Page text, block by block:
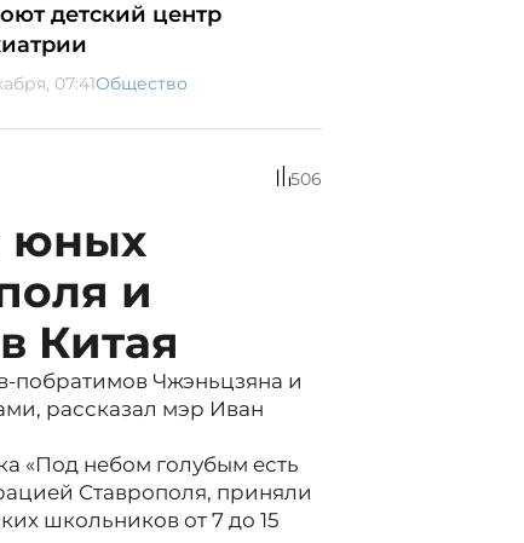
детский центр
07:41Общество
506
юных
и
Китая
побратимов Чжэньцзяна и
рассказал мэр Иван
«Под небом голубым есть
Ставрополя, приняли
школьников от 7 до 15